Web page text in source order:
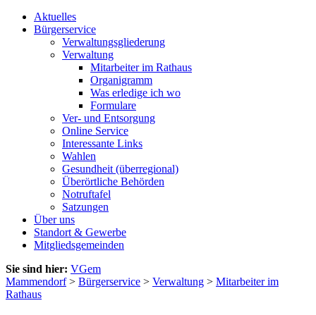
Aktuelles
Bürgerservice
Verwaltungsgliederung
Verwaltung
Mitarbeiter im Rathaus
Organigramm
Was erledige ich wo
Formulare
Ver- und Entsorgung
Online Service
Interessante Links
Wahlen
Gesundheit (überregional)
Überörtliche Behörden
Notruftafel
Satzungen
Über uns
Standort & Gewerbe
Mitgliedsgemeinden
Sie sind hier: VGem
Mammendorf> Bürgerservice > Verwaltung > Mitarbeiter im
Rathaus